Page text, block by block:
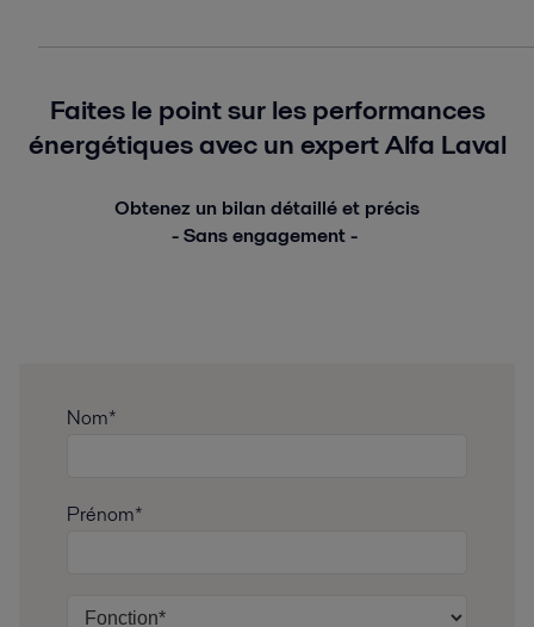
Faites le point sur les performances
énergétiques avec un expert Alfa Laval
Obtenez un bilan détaillé et précis
- Sans engagement -
Nom*
Prénom*